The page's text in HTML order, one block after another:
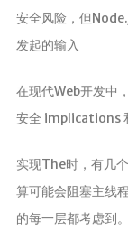
安全风险，但
发起的输入
在现代Web开发中
安全 implications
实现The时，有几
算可能会阻塞主线
的每一层都考虑到。